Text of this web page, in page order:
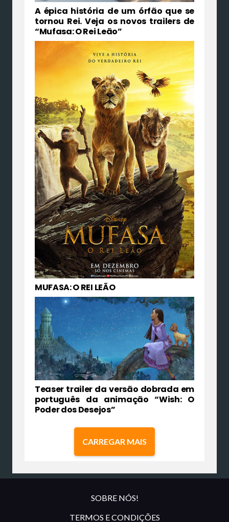
A épica história de um órfão que se
tornou Rei. Veja os novos trailers de
“Mufasa: O Rei Leão”
MUFASA: O REI LEÃO
Teaser trailer da versão dobrada em
português da animação “Wish: O
Poder dos Desejos”
CARREGAR MAIS
SOBRE NÓS!
TERMOS E CONDIÇÕES